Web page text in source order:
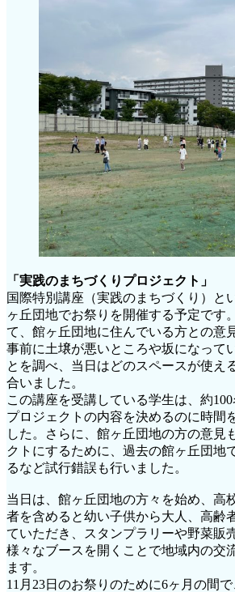
「実践のまちづくりプロジェクト」
国際特別講座（実践のまちづくり）と
ヶ丘団地でお祭りを開催する予定です
て、館ヶ丘団地に住んでいる方との意
事前に土壌が悪いところや坂になって
とを調べ、当日はどのスペースが使え
合いました。
この講座を受講している学生は、約100
プロジェクトの内容を決めるのに時間
した。さらに、館ヶ丘団地の方の意見
クトにするために、過去の館ヶ丘団地
るなど試行錯誤も行いました。
当日は、館ヶ丘団地の方々を始め、高
者を含めると幼い子供から大人、高齢
ていただき、スタンプラリーや野菜販
様々なブースを開くことで地域内の交
ます。
11月23日のお祭りのために6ヶ月の間